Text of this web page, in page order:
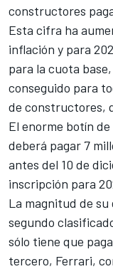
constructores
Esta cifra ha
inflación y para
para la cuota
conseguido para
de constructores,
El enorme botín
deberá pagar 7
antes del 10 de
inscripción para
La magnitud de su
segundo
sólo tiene que
tercero, Ferrari,